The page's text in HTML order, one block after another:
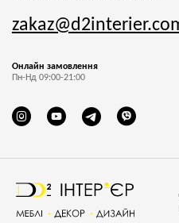
Онлайн замовлення
Пн-Нд 09:00-21:00